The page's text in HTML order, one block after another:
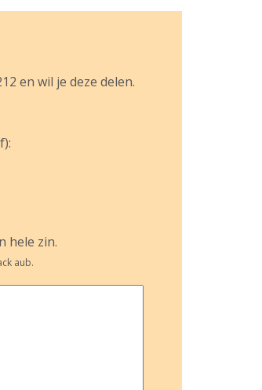
en wil je deze delen.
hele zin.
aub.